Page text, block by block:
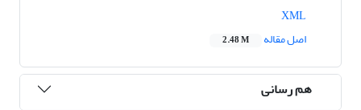
اصل مقاله
2.48 M
هم رسانی